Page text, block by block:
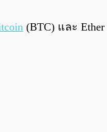
(BTC) และ